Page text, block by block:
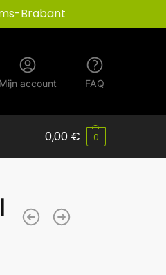
Brabant
Mijn account FAQ
0,00 € 0